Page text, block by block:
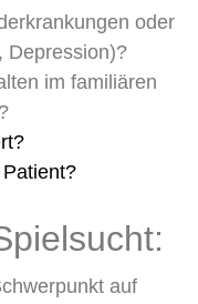
oder
Depression)?
im familiären
auf